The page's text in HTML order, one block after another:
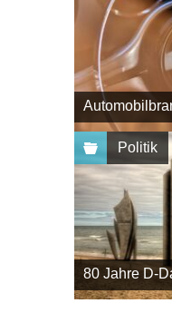
Politik
80 Jahre D-